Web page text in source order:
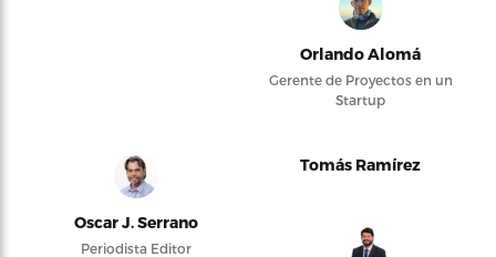
Orlando Alomá
Gerente de Proyectos en un
Startup
Oscar J. Serrano
Periodista Editor
Tomás Ramírez